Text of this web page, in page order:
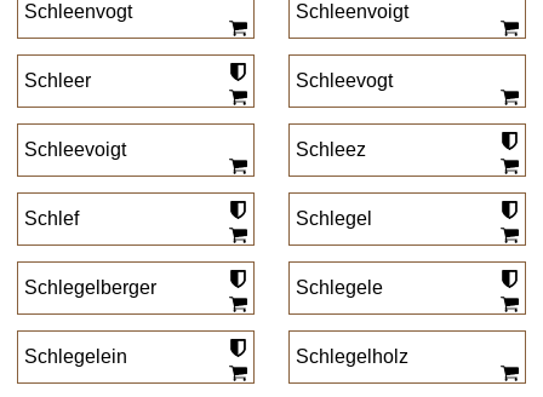
Schleenvogt Schleenvoigt
Schleer Schleevogt
Schleevoigt Schleez
Schlef Schlegel
Schlegelberger Schlegele
Schlegelein Schlegelholz